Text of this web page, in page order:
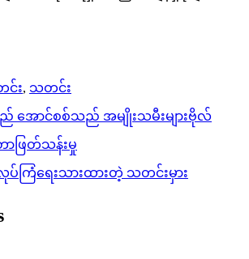
း, သတင်း
ည် အောင်စစ်သည် အမျိုးသမီးများဗိုလ်
ဖြတ်သန်းမှု
ပ်ကြံရေးသားထားတဲ့ သတင်းမှား